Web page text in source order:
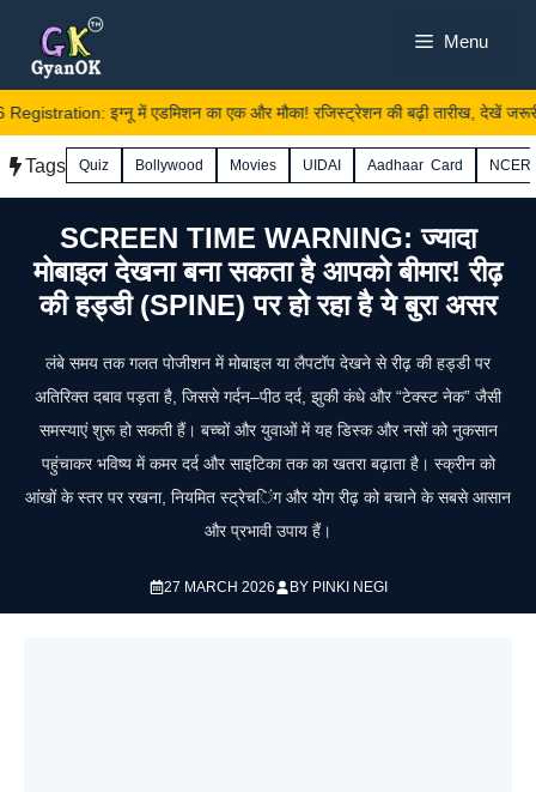
content
Menu
इग्नू में एडमिशन का एक और मौका! रजिस्ट्रेशन की बढ़ी तारीख, देखें जरूरी
Tags Quiz Bollywood Movies UIDAI Aadhaar Card
SCREEN TIME WARNING: ज्यादा
मोबाइल देखना बना सकता है आपको बीमार! रीढ़
की हड्डी (SPINE) पर हो रहा है ये बुरा असर
लंबे समय तक गलत पोजीशन में मोबाइल या लैपटॉप देखने से रीढ़ की हड्डी पर
अतिरिक्त दबाव पड़ता है, जिससे गर्दन–पीठ दर्द, झुकी कंधे और “टेक्स्ट नेक” जैसी
समस्याएं शुरू हो सकती हैं। बच्चों और युवाओं में यह डिस्क और नसों को नुकसान
पहुंचाकर भविष्य में कमर दर्द और साइटिका तक का खतरा बढ़ाता है। स्क्रीन को
आंखों के स्तर पर रखना, नियमित स्ट्रेचिंग और योग रीढ़ को बचाने के सबसे आसान
और प्रभावी उपाय हैं।
27 MARCH 2026 BY PINKI NEGI